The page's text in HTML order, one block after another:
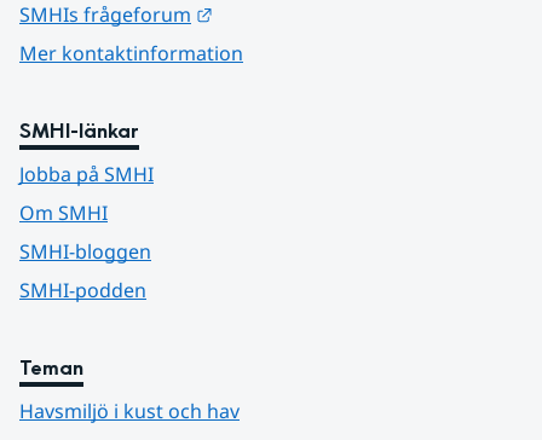
SMHIs frågeforum
Mer kontaktinformation
SMHI-länkar
Jobba på SMHI
Om SMHI
SMHI-bloggen
SMHI-podden
Teman
Havsmiljö i kust och hav